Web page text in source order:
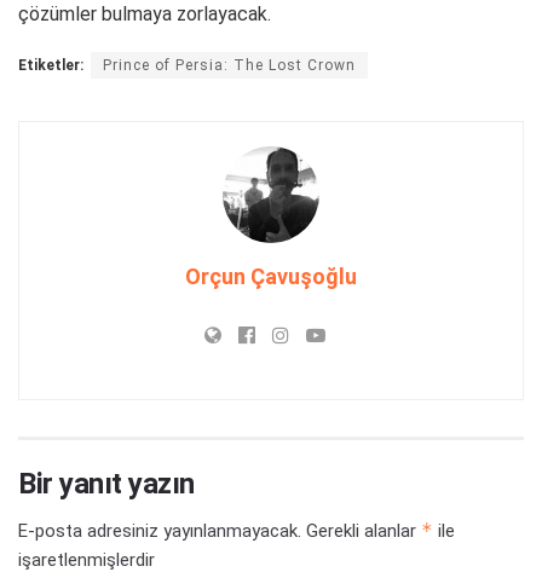
çözümler bulmaya zorlayacak.
Etiketler: Prince of Persia: The Lost Crown
Orçun Çavuşoğlu
Bir yanıt yazın
E-posta adresiniz yayınlanmayacak. Gerekli alanlar * ile
işaretlenmişlerdir